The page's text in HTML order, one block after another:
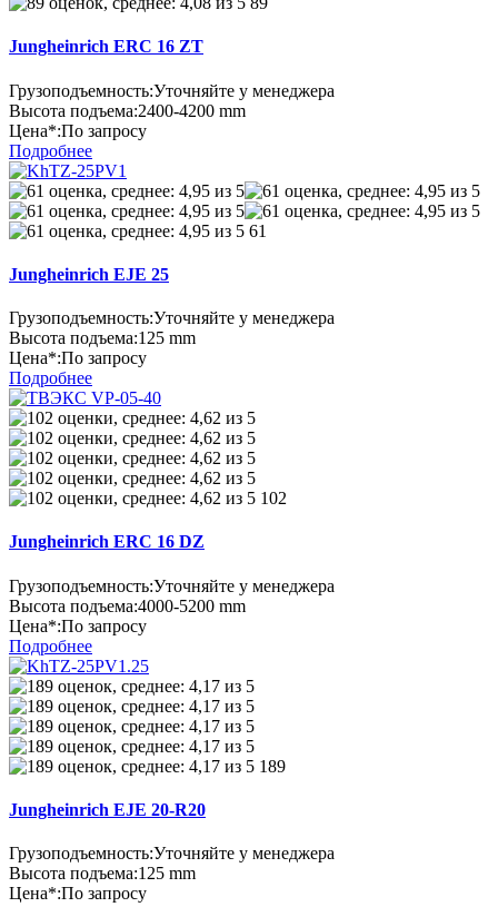
Jungheinrich ERC 16 ZT
Грузоподъемность:Уточняйте у менеджера
Высота подъема:2400-4200 mm
Цена*:По запросу
Подробнее
61
Jungheinrich EJE 25
Грузоподъемность:Уточняйте у менеджера
Высота подъема:125 mm
Цена*:По запросу
Подробнее
102
Jungheinrich ERC 16 DZ
Грузоподъемность:Уточняйте у менеджера
Высота подъема:4000-5200 mm
Цена*:По запросу
Подробнее
189
Jungheinrich EJE 20-R20
Грузоподъемность:Уточняйте у менеджера
Высота подъема:125 mm
Цена*:По запросу